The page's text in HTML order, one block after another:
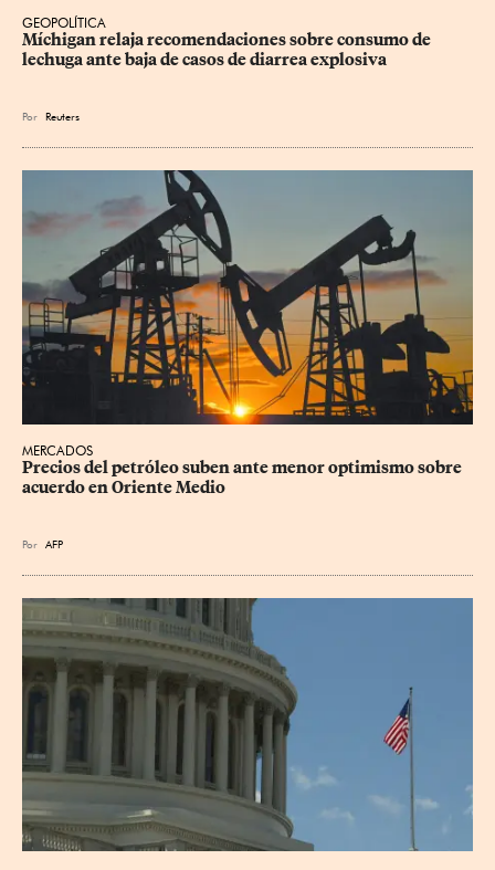
GEOPOLÍTICA
Míchigan relaja recomendaciones sobre consumo de
lechuga ante baja de casos de diarrea explosiva
Por Reuters
MERCADOS
Precios del petróleo suben ante menor optimismo sobre
acuerdo en Oriente Medio
Por AFP